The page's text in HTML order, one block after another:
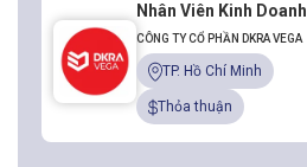
Nhân Viên Kinh Doanh
CÔNG TY CỔ PHẦN DKRA VEGA
TP. Hồ Chí Minh
Thỏa thuận